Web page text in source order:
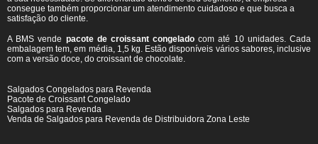
consegue também proporcionar um atendimento cuidadoso e que busca a
satisfação do cliente.
A BMS vende pacote de croissant congelado com até 10 unidades. Cada
embalagem tem, em média, 1,5 kg. Estão disponíveis vários sabores, inclusive
com a versão doce, do croissant de chocolate.
Salgados Congelados para Revenda
Pacote de Croissant Congelado
Salgados para Revenda
Venda de Salgados para Revenda de Distribuidora Zona Leste